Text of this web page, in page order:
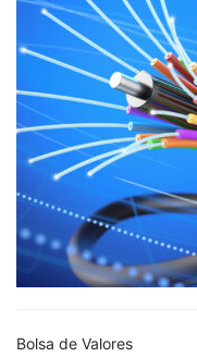
Bolsa de Valores